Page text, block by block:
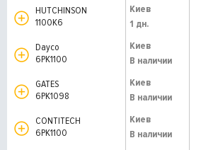
HUTCHINSON
1100K6
Киев
1 дн.
Dayco
6PK1100
Киев
В наличии
GATES
6PK1098
Киев
В наличии
CONTITECH
6PK1100
Киев
В наличии